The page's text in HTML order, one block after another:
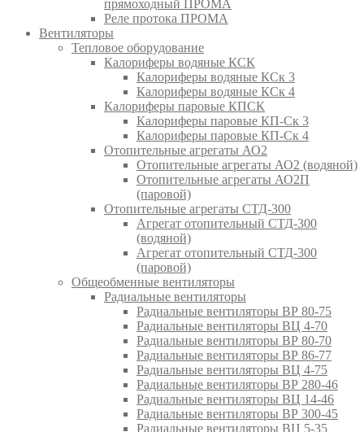
прямоходный ПРОМА
Реле протока ПРОМА
Вентиляторы
Тепловое оборудование
Калориферы водяные КСК
Калориферы водяные КСк 3
Калориферы водяные КСк 4
Калориферы паровые КПСК
Калориферы паровые КП-Ск 3
Калориферы паровые КП-Ск 4
Отопительные агрегаты АО2
Отопительные агрегаты АО2 (водяной)
Отопительные агрегаты АО2П
(паровой)
Отопительные агрегаты СТД-300
Агрегат отопительный СТД-300
(водяной)
Агрегат отопительный СТД-300
(паровой)
Общеобменные вентиляторы
Радиальные вентиляторы
Радиальные вентиляторы ВР 80-75
Радиальные вентиляторы ВЦ 4-70
Радиальные вентиляторы ВР 80-70
Радиальные вентиляторы ВР 86-77
Радиальные вентиляторы ВЦ 4-75
Радиальные вентиляторы ВР 280-46
Радиальные вентиляторы ВЦ 14-46
Радиальные вентиляторы ВР 300-45
Радиальные вентиляторы ВЦ 5-35